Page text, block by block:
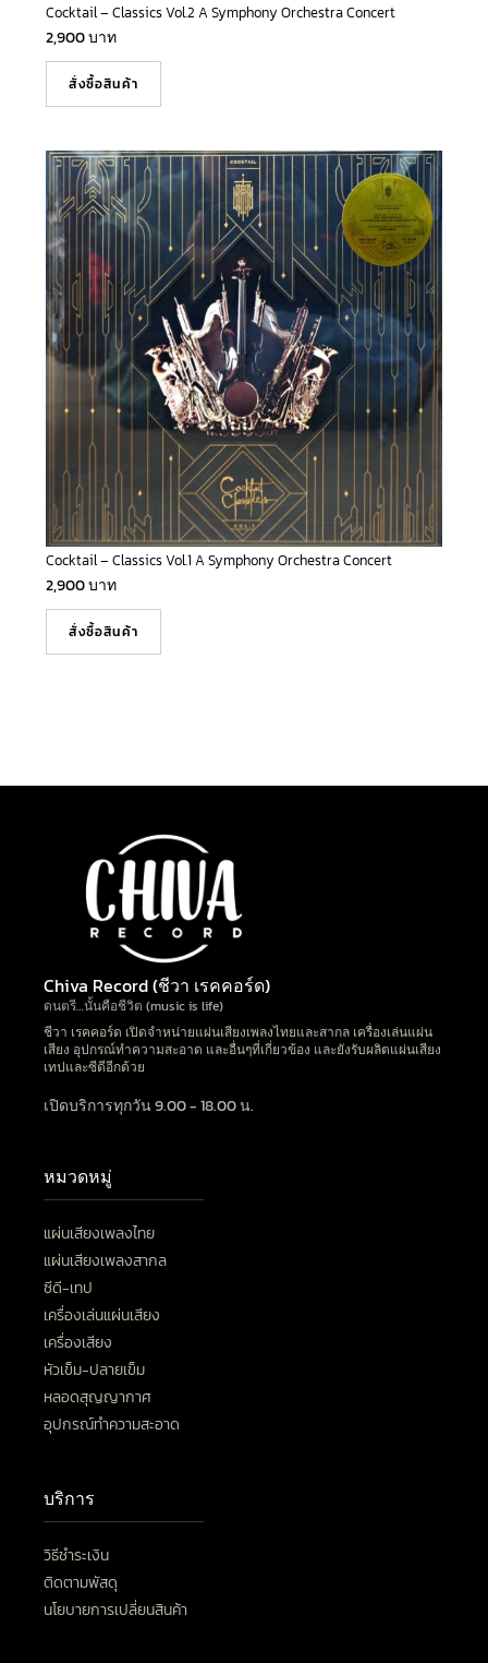
Cocktail – Classics Vol.2 A Symphony Orchestra Concert
2,900บาท
สั่งซื้อสินค้า
Cocktail – Classics Vol.1 A Symphony Orchestra Concert
2,900บาท
สั่งซื้อสินค้า
Chiva Record (ชีวา เรคคอร์ด)
ดนตรี…นั้นคือชีวิต (music is life)
ชีวา เรคคอร์ด เปิดจำหน่ายแผ่นเสียงเพลงไทยและสากล เครื่องเล่นแผ่น
เสียง อุปกรณ์ทำความสะอาด และอื่นๆที่เกี่ยวข้อง และยังรับผลิตแผ่นเสียง
เทปและซีดีอีกด้วย
เปิดบริการทุกวัน 9.00 - 18.00 น.
หมวดหมู่
แผ่นเสียงเพลงไทย
แผ่นเสียงเพลงสากล
ซีดี-เทป
เครื่องเล่นแผ่นเสียง
เครื่องเสียง
หัวเข็ม-ปลายเข็ม
หลอดสุญญากาศ
อุปกรณ์ทำความสะอาด
บริการ
วิธีชำระเงิน
ติดตามพัสดุ
นโยบายการเปลี่ยนสินค้า